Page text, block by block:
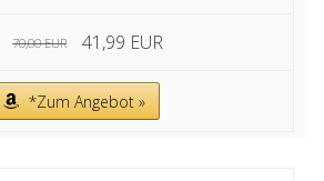
70,00 EUR 41,99 EUR
*Zum Angebot »